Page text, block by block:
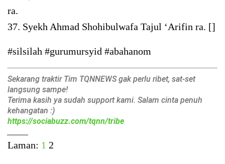
ra.
37. Syekh Ahmad Shohibulwafa Tajul ‘Arifin ra. []
#silsilah #gurumursyid #abahanom
Sekarang traktir Tim TQNNEWS gak perlu ribet, sat-set
langsung sampe!
Terima kasih ya sudah support kami. Salam cinta penuh
kehangatan :)
https://sociabuzz.com/tqnn/tribe
Laman: 1 2